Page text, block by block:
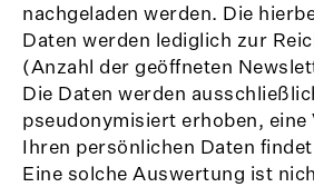
nachgeladen werden. Die
Daten werden lediglich zur
(Anzahl der geöffneten
Die Daten werden
pseudonymisiert erhoben,
Ihren persönlichen Daten
Eine solche Auswertung ist